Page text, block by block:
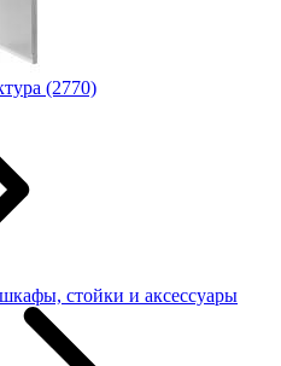
(2770)
стойки и аксессуары